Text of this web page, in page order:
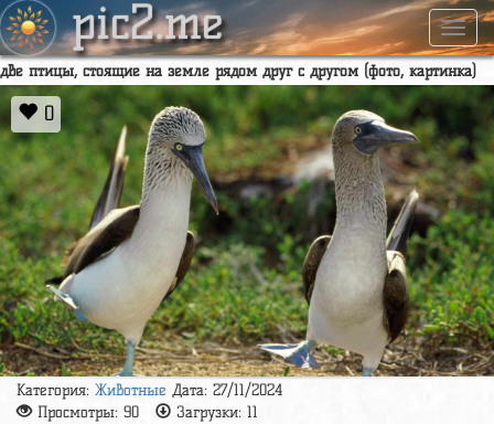
pic2.me
две птицы, стоящие на земле рядом друг с другом (фото, картинка)
0
Категория: Животные Дата: 27/11/2024
Просмотры: 90 Загрузки: 11